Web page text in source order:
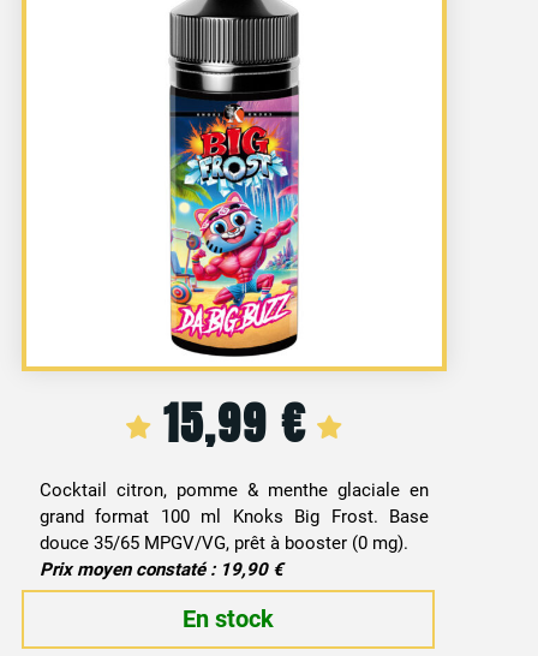
15,99 €
Cocktail citron, pomme & menthe glaciale en
grand format 100 ml Knoks Big Frost. Base
douce 35/65 MPGV/VG, prêt à booster (0 mg).
Prix moyen constaté : 19,90 €
En stock